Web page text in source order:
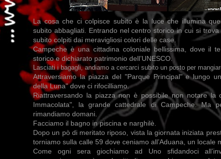
La cosa che ci colpisce subito è la luce che illumina
subito abbagliati. Entrando nel centro storico in cui si
subito colpiti dai meravigliosi colori delle case.
Campeche è una cittadina coloniale bellissima, dove il
storico e dichiarato patrimonio dell’UNESCO.
Lasciati i bagagli, andiamo a cercarci subito un posto per
Attraversiamo la piazza del "Parque Principal" e lungo
della Luna" dove ci rifocilliamo.
Riattraversando la piazza non è possibile non notare la
Immacolata", la grande cattedrale di Campeche. Ma
rimandiamo domani.
Facciamo il bagno in piscina e narghilè.
Dopo un pò di meritato riposo, vista la giornata iniziata
torniamo sulla calle 59 dove ceniamo all’Aduana, un locale
Come ogni sera giochiamo ad Uno sfidandoci